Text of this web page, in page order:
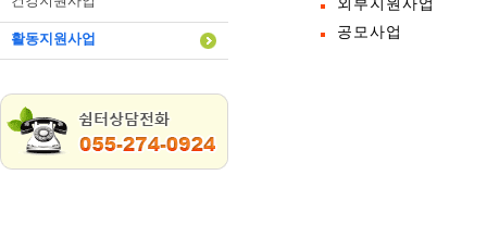
활동지원사업
외부지원사업
공모사업